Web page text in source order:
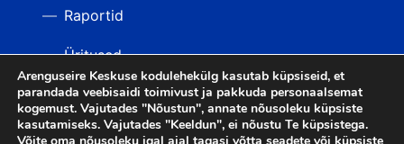
TAGASI ÜLES
Raportid
Üritused
Videod
Arenguseire Keskuse kodulehekülg kasutab küpsiseid, et
parandada veebisaidi toimivust ja pakkuda personaalsemat
kogemust. Vajutades "Nõustun", annate nõusoleku küpsiste
kasutamiseks. Vajutades "Keeldun", ei nõustu Te küpsistega.